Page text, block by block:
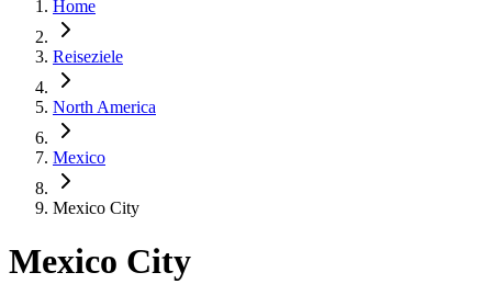
Home
Reiseziele
North America
Mexico
Mexico City
Mexico City